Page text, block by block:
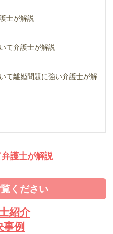
士が解説
て弁護士が解説
て離婚問題に強い弁護士が解
護士が解説
ください
紹介
事例